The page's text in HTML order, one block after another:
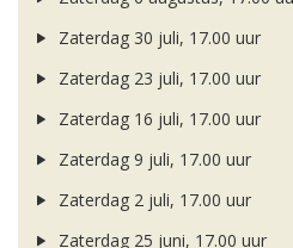
Zaterdag 30 juli, 17.00 uur
Zaterdag 23 juli, 17.00 uur
Zaterdag 16 juli, 17.00 uur
Zaterdag 9 juli, 17.00 uur
Zaterdag 2 juli, 17.00 uur
Zaterdag 25 juni, 17.00 uur